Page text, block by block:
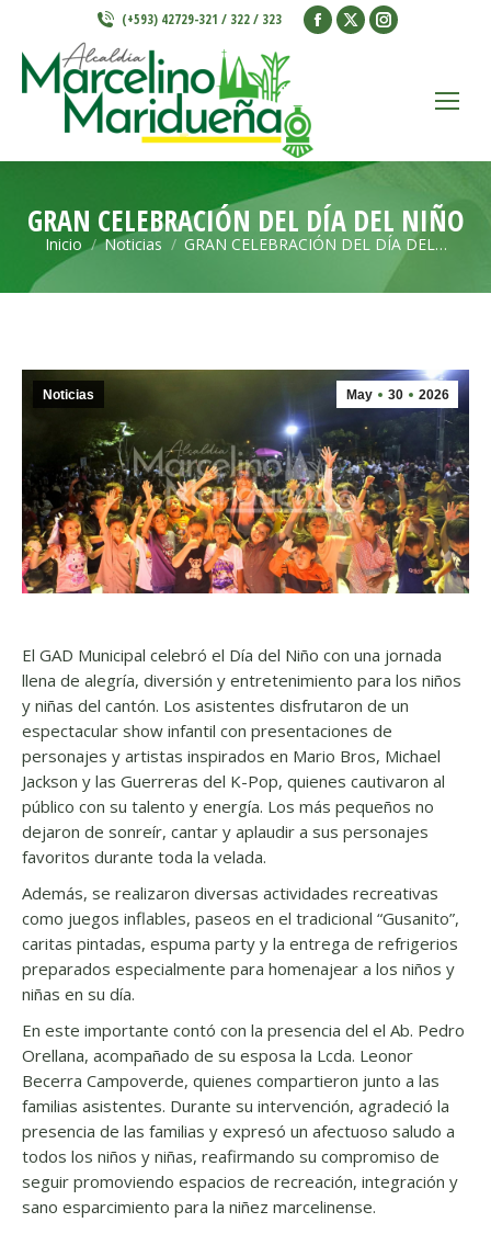
(+593) 42729-321 / 322 / 323
Facebook
window
X
window
Instagram
window
GRAN CELEBRACIÓN DEL DÍA DEL NIÑO
Estás aquí:
Inicio Noticias GRAN CELEBRACIÓN DEL DÍA DEL…
May 30 2026
Noticias
El GAD Municipal celebró el Día del Niño con una jornada
llena de alegría, diversión y entretenimiento para los niños
y niñas del cantón. Los asistentes disfrutaron de un
espectacular show infantil con presentaciones de
personajes y artistas inspirados en Mario Bros, Michael
Jackson y las Guerreras del K-Pop, quienes cautivaron al
público con su talento y energía. Los más pequeños no
dejaron de sonreír, cantar y aplaudir a sus personajes
favoritos durante toda la velada.
Además, se realizaron diversas actividades recreativas
como juegos inflables, paseos en el tradicional “Gusanito”,
caritas pintadas, espuma party y la entrega de refrigerios
preparados especialmente para homenajear a los niños y
niñas en su día.
En este importante contó con la presencia del el Ab. Pedro
Orellana, acompañado de su esposa la Lcda. Leonor
Becerra Campoverde, quienes compartieron junto a las
familias asistentes. Durante su intervención, agradeció la
presencia de las familias y expresó un afectuoso saludo a
todos los niños y niñas, reafirmando su compromiso de
seguir promoviendo espacios de recreación, integración y
sano esparcimiento para la niñez marcelinense.